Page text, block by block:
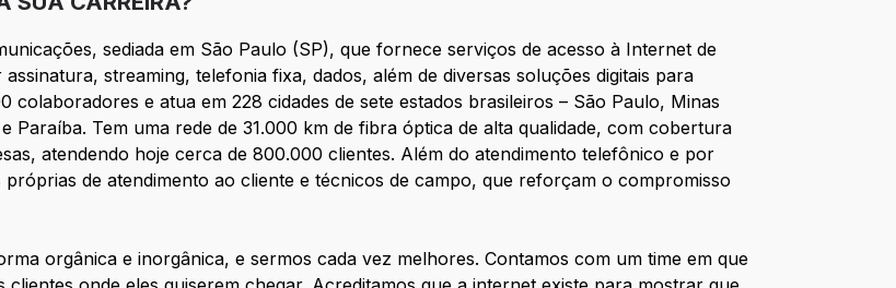
sediada em São Paulo (SP), que fornece serviços de acesso à Internet de
streaming, telefonia fixa, dados, além de diversas soluções digitais para
colaboradores e atua em 228 cidades de sete estados brasileiros – São Paulo, Minas
Paraíba. Tem uma rede de 31.000 km de fibra óptica de alta qualidade, com cobertura
atendendo hoje cerca de 800.000 clientes. Além do atendimento telefônico e por
próprias de atendimento ao cliente e técnicos de campo, que reforçam o compromisso
orgânica e inorgânica, e sermos cada vez melhores. Contamos com um time em que